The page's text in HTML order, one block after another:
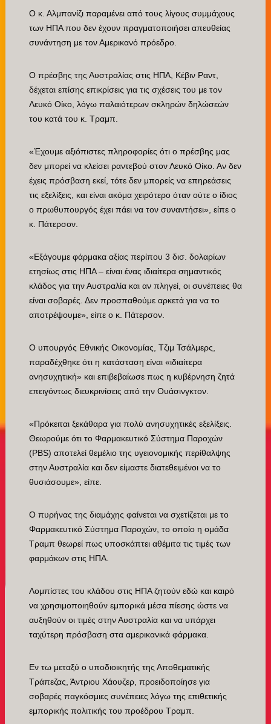
Ο κ. Αλμπανίζι παραμένει από τους λίγους συμμάχους
των ΗΠΑ που δεν έχουν πραγματοποιήσει απευθείας
συνάντηση με τον Αμερικανό πρόεδρο.
Ο πρέσβης της Αυστραλίας στις ΗΠΑ, Κέβιν Ραντ,
δέχεται επίσης επικρίσεις για τις σχέσεις του με τον
Λευκό Οίκο, λόγω παλαιότερων σκληρών δηλώσεών
του κατά του κ. Τραμπ.
«Έχουμε αξιόπιστες πληροφορίες ότι ο πρέσβης μας
δεν μπορεί να κλείσει ραντεβού στον Λευκό Οίκο. Αν δεν
έχεις πρόσβαση εκεί, τότε δεν μπορείς να επηρεάσεις
τις εξελίξεις, και είναι ακόμα χειρότερο όταν ούτε ο ίδιος
ο πρωθυπουργός έχει πάει να τον συναντήσει», είπε ο
κ. Πάτερσον.
«Εξάγουμε φάρμακα αξίας περίπου 3 δισ. δολαρίων
ετησίως στις ΗΠΑ – είναι ένας ιδιαίτερα σημαντικός
κλάδος για την Αυστραλία και αν πληγεί, οι συνέπειες θα
είναι σοβαρές. Δεν προσπαθούμε αρκετά για να το
αποτρέψουμε», είπε ο κ. Πάτερσον.
Ο υπουργός Εθνικής Οικονομίας, Τζιμ Τσάλμερς,
παραδέχθηκε ότι η κατάσταση είναι «ιδιαίτερα
ανησυχητική» και επιβεβαίωσε πως η κυβέρνηση ζητά
επειγόντως διευκρινίσεις από την Ουάσινγκτον.
«Πρόκειται ξεκάθαρα για πολύ ανησυχητικές εξελίξεις.
Θεωρούμε ότι το Φαρμακευτικό Σύστημα Παροχών
(PBS) αποτελεί θεμέλιο της υγειονομικής περίθαλψης
στην Αυστραλία και δεν είμαστε διατεθειμένοι να το
θυσιάσουμε», είπε.
Ο πυρήνας της διαμάχης φαίνεται να σχετίζεται με το
Φαρμακευτικό Σύστημα Παροχών, το οποίο η ομάδα
Τραμπ θεωρεί πως υποσκάπτει αθέμιτα τις τιμές των
φαρμάκων στις ΗΠΑ.
Λομπίστες του κλάδου στις ΗΠΑ ζητούν εδώ και καιρό
να χρησιμοποιηθούν εμπορικά μέσα πίεσης ώστε να
αυξηθούν οι τιμές στην Αυστραλία και να υπάρχει
ταχύτερη πρόσβαση στα αμερικανικά φάρμακα.
Εν τω μεταξύ ο υποδιοικητής της Αποθεματικής
Τράπεζας, Άντριου Χάουζερ, προειδοποίησε για
σοβαρές παγκόσμιες συνέπειες λόγω της επιθετικής
εμπορικής πολιτικής του προέδρου Τραμπ.